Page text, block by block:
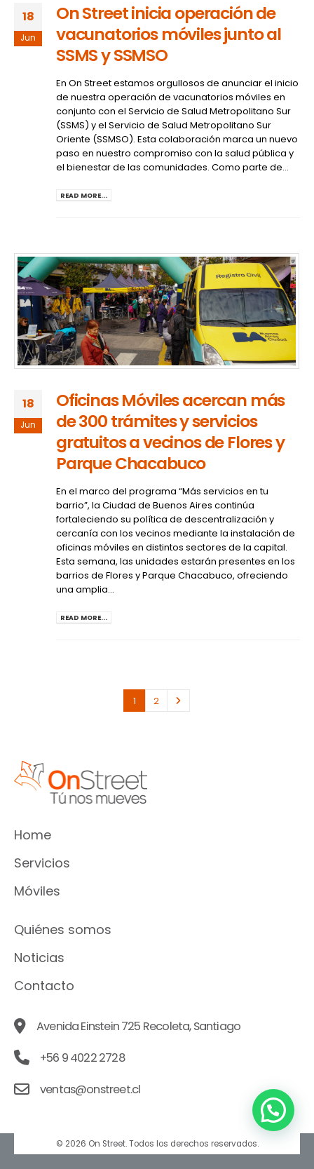
18
Jun
On Street inicia operación de
vacunatorios móviles junto al
SSMS y SSMSO
En On Street estamos orgullosos de anunciar el inicio
de nuestra operación de vacunatorios móviles en
conjunto con el Servicio de Salud Metropolitano Sur
(SSMS) y el Servicio de Salud Metropolitano Sur
Oriente (SSMSO). Esta colaboración marca un nuevo
paso en nuestro compromiso con la salud pública y
el bienestar de las comunidades. Como parte de...
READ MORE...
18
Jun
Oficinas Móviles acercan más
de 300 trámites y servicios
gratuitos a vecinos de Flores y
Parque Chacabuco
En el marco del programa “Más servicios en tu
barrio”, la Ciudad de Buenos Aires continúa
fortaleciendo su política de descentralización y
cercanía con los vecinos mediante la instalación de
oficinas móviles en distintos sectores de la capital.
Esta semana, las unidades estarán presentes en los
barrios de Flores y Parque Chacabuco, ofreciendo
una amplia...
READ MORE...
1 2
Home
Servicios
Móviles
Quiénes somos
Noticias
Contacto
Avenida Einstein 725 Recoleta, Santiago
+56 9 4022 2728
ventas@onstreet.cl
© 2026 On Street. Todos los derechos reservados.